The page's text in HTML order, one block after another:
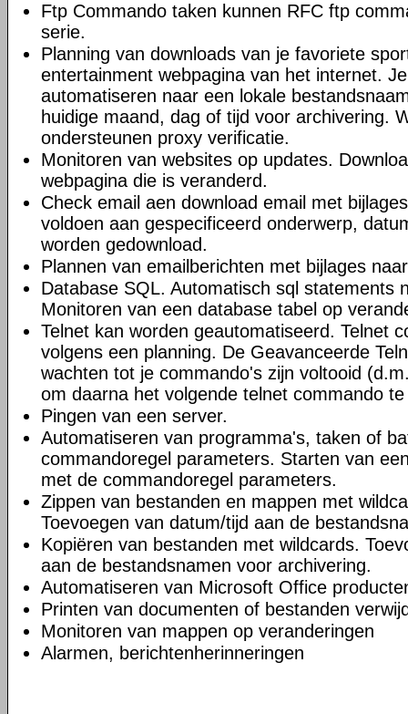
Ftp Commando taken kunnen RFC ftp
serie.
Planning van downloads van je favoriete
entertainment webpagina van het internet.
automatiseren naar een lokale
huidige maand, dag of tijd voor archivering.
ondersteunen proxy verificatie.
Monitoren van websites op updates.
webpagina die is veranderd.
Check email aen download email met
voldoen aan gespecificeerd onderwerp,
worden gedownload.
Plannen van emailberichten met bijlages
Database SQL. Automatisch sql statements
Monitoren van een database tabel op
Telnet kan worden geautomatiseerd. Telnet
volgens een planning. De Geavanceerde
wachten tot je commando's zijn voltooid
om daarna het volgende telnet commando
Pingen van een server.
Automatiseren van programma's, taken of
commandoregel parameters. Starten van
met de commandoregel parameters.
Zippen van bestanden en mappen met
Toevoegen van datum/tijd aan de
Kopiëren van bestanden met wildcards.
aan de bestandsnamen voor archivering.
Automatiseren van Microsoft Office
Printen van documenten of bestanden
Monitoren van mappen op veranderingen
Alarmen, berichtenherinneringen